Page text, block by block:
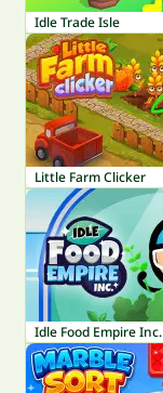
Idle Trade Isle
Little Farm Clicker
Idle Food Empire Inc.